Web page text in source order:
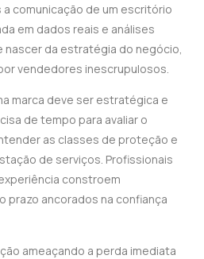
comunicação de um escritório
em dados reais e análises
nascer da estratégia do negócio,
vendedores inescrupulosos.
marca deve ser estratégica e
de tempo para avaliar o
as classes de proteção e
de serviços. Profissionais
constroem
prazo ancorados na confiança
ameaçando a perda imediata